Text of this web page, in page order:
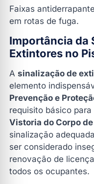
Faixas
em rotas de fuga.
Importância da
Extintores no
A sinalização de
elemento
Prevenção e
requisito básico
Vistoria do Corpo
sinalização
ser considerado
renovação de
todos os ocupantes.